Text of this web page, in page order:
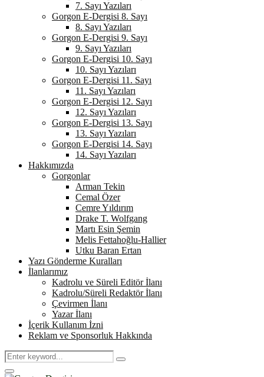
7. Sayı Yazıları
Gorgon E-Dergisi 8. Sayı
8. Sayı Yazıları
Gorgon E-Dergisi 9. Sayı
9. Sayı Yazıları
Gorgon E-Dergisi 10. Sayı
10. Sayı Yazıları
Gorgon E-Dergisi 11. Sayı
11. Sayı Yazıları
Gorgon E-Dergisi 12. Sayı
12. Sayı Yazıları
Gorgon E-Dergisi 13. Sayı
13. Sayı Yazıları
Gorgon E-Dergisi 14. Sayı
14. Sayı Yazıları
Hakkımızda
Gorgonlar
Arman Tekin
Cemal Özer
Cemre Yıldırım
Drake T. Wolfgang
Martı Esin Şemin
Melis Fettahoğlu-Hallier
Utku Baran Ertan
Yazı Gönderme Kuralları
İlanlarımız
Kadrolu ve Süreli Editör İlanı
Kadrolu/Süreli Redaktör İlanı
Çevirmen İlanı
Yazar İlanı
İçerik Kullanım İzni
Reklam ve Sponsorluk Hakkında
Search
for:
Search
Primary